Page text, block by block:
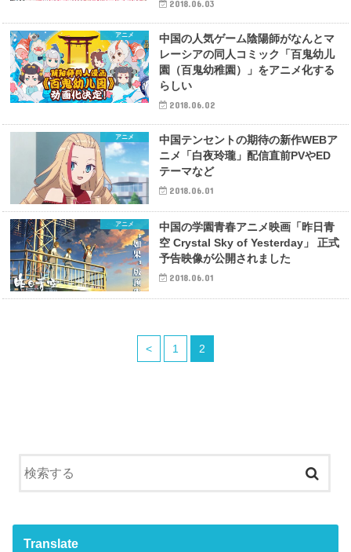
2018.06.03
アニメ
中国の人気ゲーム陰陽師がなんとマ
レーシアの同人コミック「百鬼幼儿
園（百鬼幼稚園）」をアニメ化する
らしい
2018.06.02
アニメ
中国テンセントの期待の新作WEBア
ニメ「白夜玲瓏」配信直前PVやED
テーマなど
2018.06.01
アニメ
中国の学園青春アニメ映画「昨日青
空 Crystal Sky of Yesterday」 正式
予告映像が公開されました
2018.06.01
< 1 2
Translate